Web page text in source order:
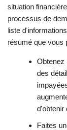
situation
processus de
liste
résumé que vous
Obtenez
des
d'obtenir
Faites